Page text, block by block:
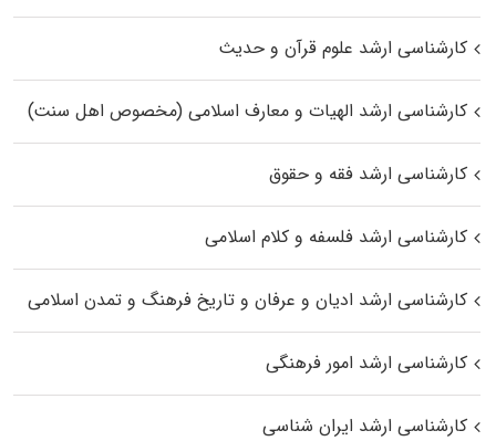
کارشناسی ارشد علوم قرآن و حدیث
کارشناسی ارشد الهیات و معارف اسلامی (مخصوص اهل سنت)
کارشناسی ارشد فقه و حقوق
کارشناسی ارشد فلسفه و کلام اسلامی
کارشناسی ارشد ادیان و عرفان و تاریخ فرهنگ و تمدن اسلامی
کارشناسی ارشد امور فرهنگی
کارشناسی ارشد ایران شناسی